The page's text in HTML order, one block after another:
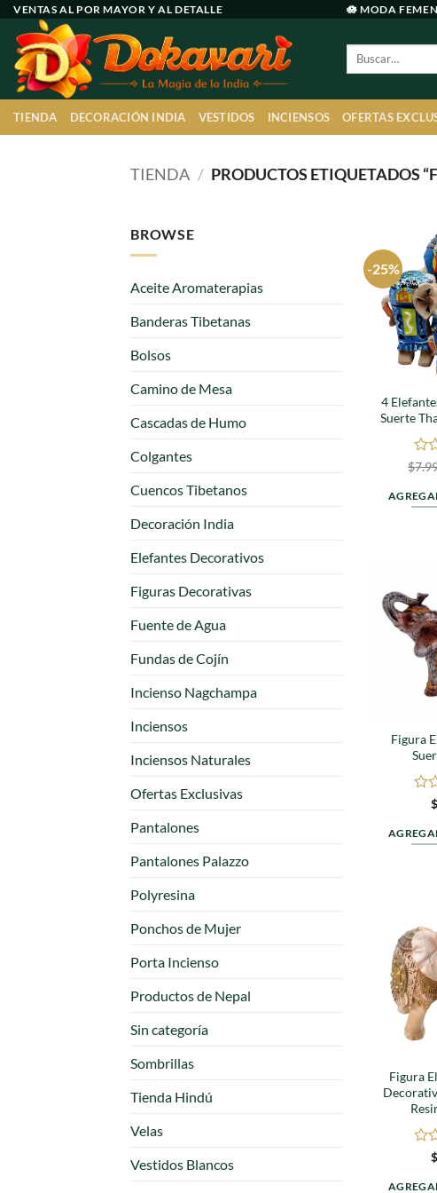
contenido
VENTAS AL POR MAYOR Y AL DETALLE 🪷 MODA
Buscar
TIENDA DECORACIÓN INDIA VESTIDOS INCIENSOS OFERTAS
TIENDA / PRODUCTOS ETIQUETADOS
BROWSE
Aceite Aromaterapias
Banderas Tibetanas
Bolsos
Camino de Mesa
Cascadas de Humo
Colgantes
Cuencos Tibetanos
Decoración India
Elefantes Decorativos
Figuras Decorativas
Fuente de Agua
Fundas de Cojín
Incienso Nagchampa
Inciensos
Inciensos Naturales
Ofertas Exclusivas
Pantalones
Pantalones Palazzo
Polyresina
Ponchos de Mujer
Porta Incienso
Productos de Nepal
Sin categoría
Sombrillas
Tienda Hindú
Velas
Vestidos Blancos
-25%
4
Suerte
0
de
$
Figura
0
de
$
Figura
0
$